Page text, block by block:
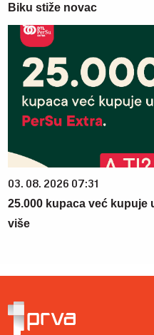
Biku stiže novac
03. 08. 2026 07:31
25.000 kupaca već kupuje
više